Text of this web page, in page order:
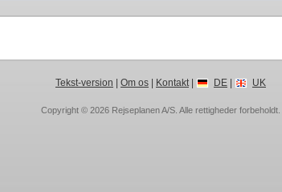
Tekst-version Om os| Kontakt| DE| UK
Copyright © 2026 Rejseplanen A/S . Alle rettigheder forbeholdt.